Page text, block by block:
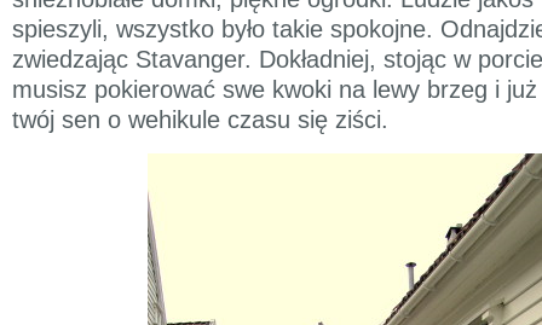
spieszyli, wszystko było takie spokojne.
zwiedzając Stavanger. Dokładniej, stojąc w
musisz pokierować swe kwoki na lewy brzeg i
twój sen o wehikule czasu się ziści.